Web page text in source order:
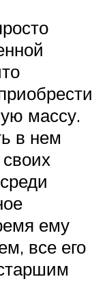
массу.
в нем
ему
все его